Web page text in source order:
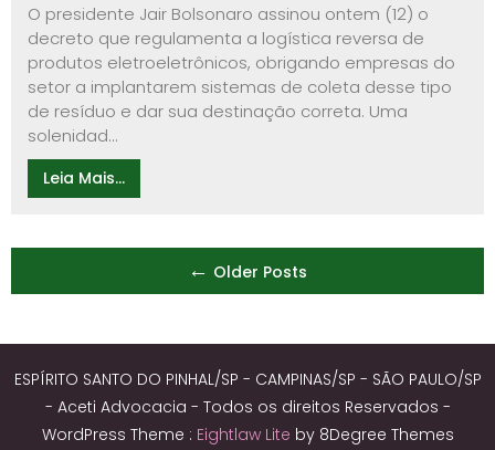
O presidente Jair Bolsonaro assinou ontem (12) o
decreto que regulamenta a logística reversa de
produtos eletroeletrônicos, obrigando empresas do
setor a implantarem sistemas de coleta desse tipo
de resíduo e dar sua destinação correta. Uma
solenidad...
Leia Mais...
← Older Posts
ESPÍRITO SANTO DO PINHAL/SP - CAMPINAS/SP - SÃO PAULO/SP
- Aceti Advocacia - Todos os direitos Reservados -
WordPress Theme : Eightlaw Lite by 8Degree Themes